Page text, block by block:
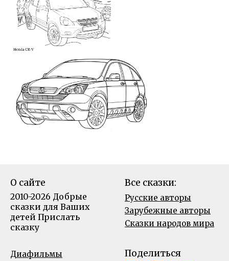
О сайте
2010-2026 Добрые
сказки для Ваших
детей Прислать
сказку
Все сказки:
Русские авторы
Зарубежные авторы
Сказки народов мира
Диафильмы
Поделиться